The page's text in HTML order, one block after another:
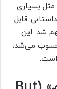
بسیاری
قابل
شد. این
می‌شد،
است.